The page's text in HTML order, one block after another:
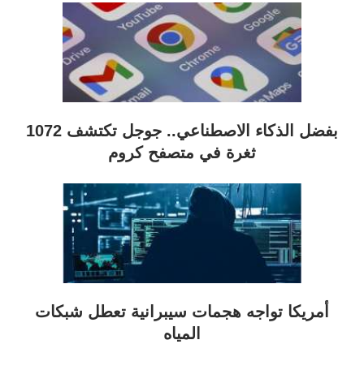
بفضل الذكاء الاصطناعي.. جوجل تكتشف 1072
ثغرة في متصفح كروم
أمريكا تواجه هجمات سيبرانية تعطل شبكات
المياه